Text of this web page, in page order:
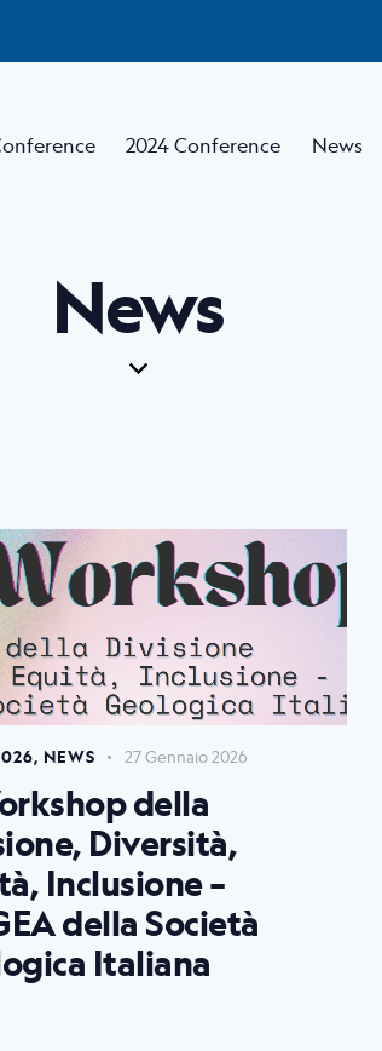
2024 Conference News
2025 Conference
News
, NEWS 27 Gennaio 2026
della
Diversità,
Inclusione –
della Società
Italiana